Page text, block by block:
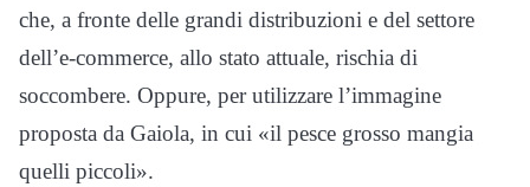
che, a fronte delle grandi distribuzioni e del settore
dell’e-commerce, allo stato attuale, rischia di
soccombere. Oppure, per utilizzare l’immagine
proposta da Gaiola, in cui «il pesce grosso mangia
quelli piccoli».